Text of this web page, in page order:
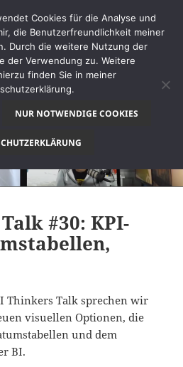
#30: KPI-
Thinkers Talk sprechen wir
visuellen Optionen, die
und dem
BI.
Cookies für die Analyse und
die Benutzerfreundlichkeit meiner
Durch die weitere Nutzung der
der Verwendung zu. Weitere
finden Sie in meiner
NUR NOTWENDIGE COOKIES